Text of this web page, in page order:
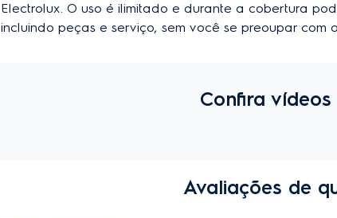
Electrolux. O uso é ilimitado e durante a cobertura
incluindo peças e serviço, sem você se preoupar com
Confira
Avaliações de